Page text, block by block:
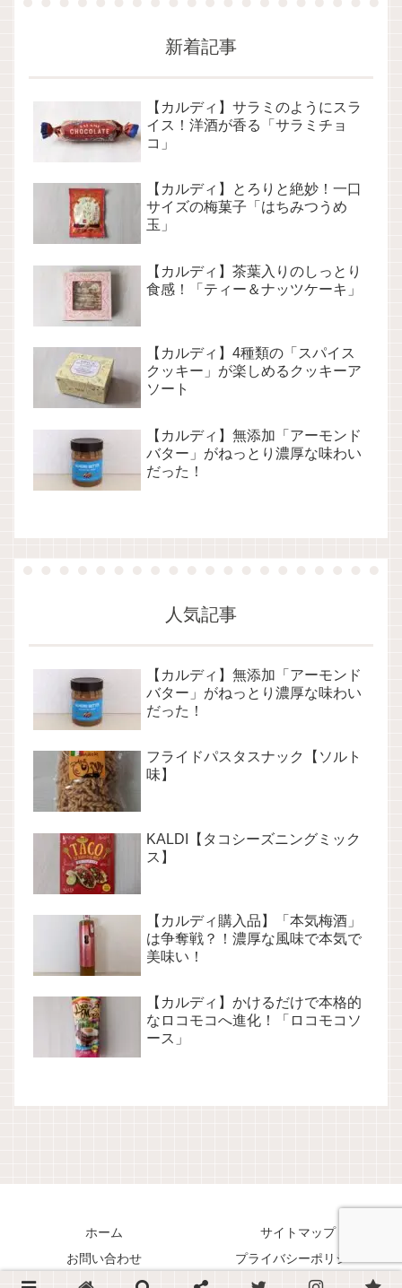
新着記事
【カルディ】サラミのようにスラ
イス！洋酒が香る「サラミチョ
コ」
【カルディ】とろりと絶妙！一口
サイズの梅菓子「はちみつうめ
玉」
【カルディ】茶葉入りのしっとり
食感！「ティー＆ナッツケーキ」
【カルディ】4種類の「スパイス
クッキー」が楽しめるクッキーア
ソート
【カルディ】無添加「アーモンド
バター」がねっとり濃厚な味わい
だった！
人気記事
【カルディ】無添加「アーモンド
バター」がねっとり濃厚な味わい
だった！
フライドパスタスナック【ソルト
味】
KALDI【タコシーズニングミック
ス】
【カルディ購入品】「本気梅酒」
は争奪戦？！濃厚な風味で本気で
美味い！
【カルディ】かけるだけで本格的
なロコモコへ進化！「ロコモコソ
ース」
ホーム
サイトマップ
お問い合わせ
プライバシーポリシー